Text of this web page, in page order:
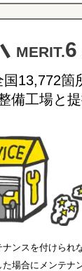
MERIT.6
国13,772箇
備工場と
ンスを付けられ
場合にメンテナ